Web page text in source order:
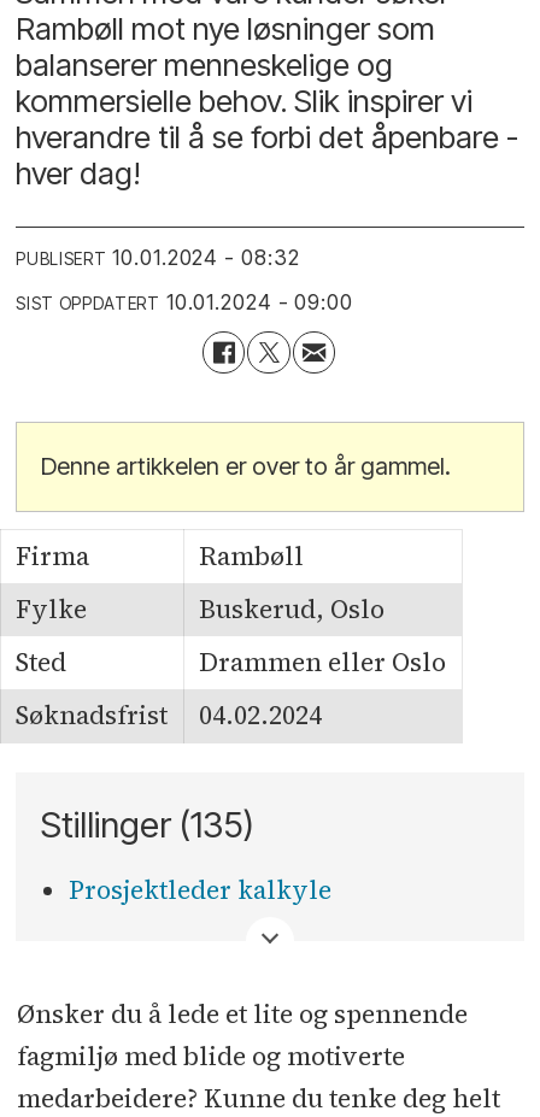
Rambøll mot nye løsninger som
balanserer menneskelige og
kommersielle behov. Slik inspirer vi
hverandre til å se forbi det åpenbare -
hver dag!
PUBLISERT 10.01.2024 - 08:32
SIST OPPDATERT 10.01.2024 - 09:00
Denne artikkelen er over to år gammel.
Firma
Rambøll
Fylke
Buskerud, Oslo
Sted
Drammen eller Oslo
Søknadsfrist
04.02.2024
Stillinger (135)
Prosjektleder kalkyle
Ønsker du å lede et lite og spennende
fagmiljø med blide og motiverte
medarbeidere? Kunne du tenke deg helt